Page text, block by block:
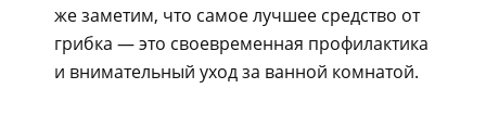
же заметим, что самое лучшее средство от
грибка — это своевременная профилактика
и внимательный уход за ванной комнатой.